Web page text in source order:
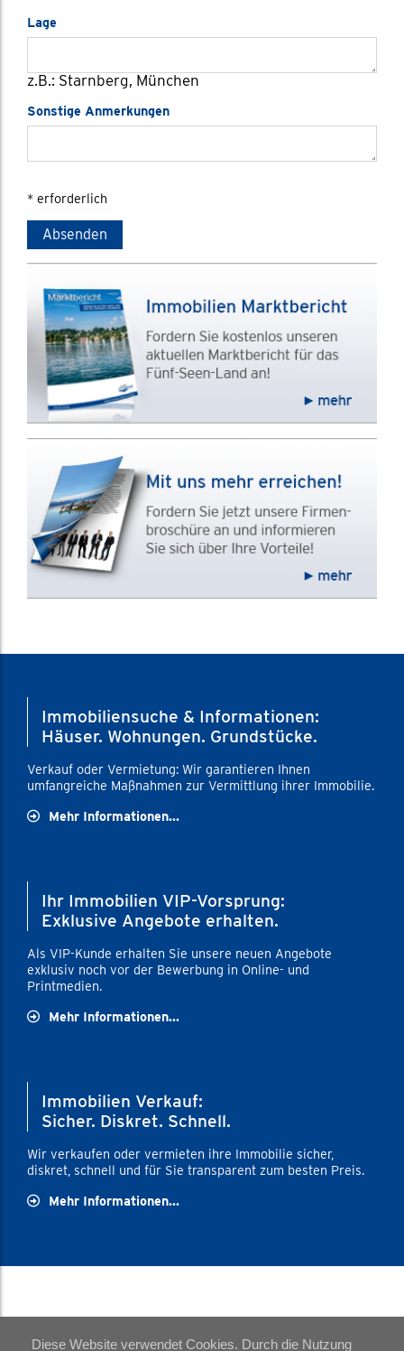
Diese Website verwendet Cookies. Durch die Nutzung
Lage
z.B.: Starnberg, München
Sonstige Anmerkungen
* erforderlich
Absenden
Immobiliensuche & Informationen:
Häuser. Wohnungen. Grundstücke.
Verkauf oder Vermietung: Wir garantieren Ihnen
umfangreiche Maßnahmen zur Vermittlung ihrer Immobilie.
Mehr Informationen...
Ihr Immobilien VIP-Vorsprung:
Exklusive Angebote erhalten.
Als VIP-Kunde erhalten Sie unsere neuen Angebote
exklusiv noch vor der Bewerbung in Online- und
Printmedien.
Mehr Informationen...
Immobilien Verkauf:
Sicher. Diskret. Schnell.
Wir verkaufen oder vermieten ihre Immobilie sicher,
diskret, schnell und für Sie transparent zum besten Preis.
Mehr Informationen...
Home·Impressum·Datenschutz